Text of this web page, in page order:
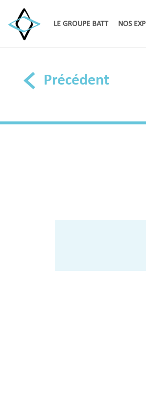
LE GROUPE BATT NOS
Précédent